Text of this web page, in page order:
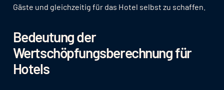
Gäste und gleichzeitig für das Hotel selbst zu schaffen.
Bedeutung der
Wertschöpfungsberechnung für
Hotels